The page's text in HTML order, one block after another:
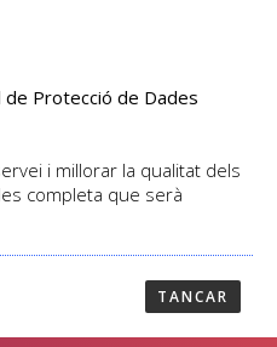
CONTACTAR
de Protecció de Dades
i millorar la qualitat dels
completa que serà
TANCAR